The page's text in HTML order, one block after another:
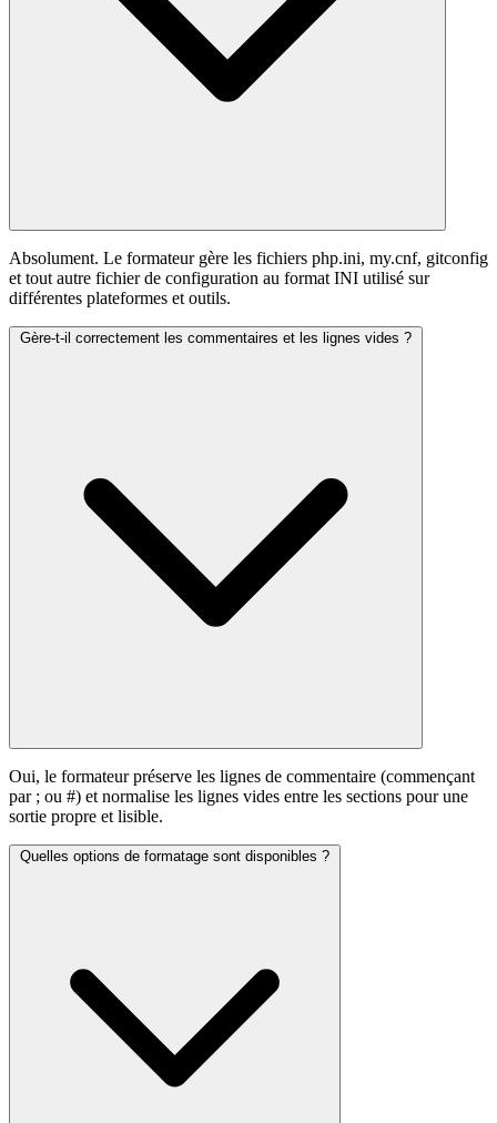
Absolument. Le formateur gère les fichiers php.ini, my.cnf, gitconfig
et tout autre fichier de configuration au format INI utilisé sur
différentes plateformes et outils.
Gère-t-il correctement les commentaires et les lignes vides ?
Oui, le formateur préserve les lignes de commentaire (commençant
par ; ou #) et normalise les lignes vides entre les sections pour une
sortie propre et lisible.
Quelles options de formatage sont disponibles ?